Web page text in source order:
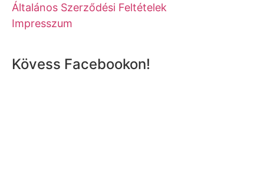
Általános Szerződési Feltételek
Impresszum
Kövess Facebookon!